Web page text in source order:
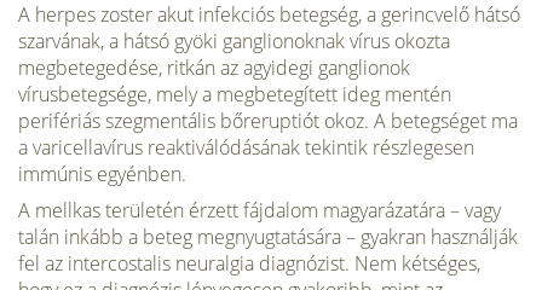
A herpes zoster akut infekciós betegség, a gerincvelő hátsó
szarvának, a hátsó gyöki ganglionoknak vírus okozta
megbetegedése, ritkán az agyidegi ganglionok
vírusbetegsége, mely a megbetegített ideg mentén
perifériás szegmentális bőreruptiót okoz. A betegséget ma
a varicellavírus reaktiválódásának tekintik részlegesen
immúnis egyénben.
A mellkas területén érzett fájdalom magyarázatára – vagy
talán inkább a beteg megnyugtatására – gyakran használják
fel az intercostalis neuralgia diagnózist. Nem kétséges,